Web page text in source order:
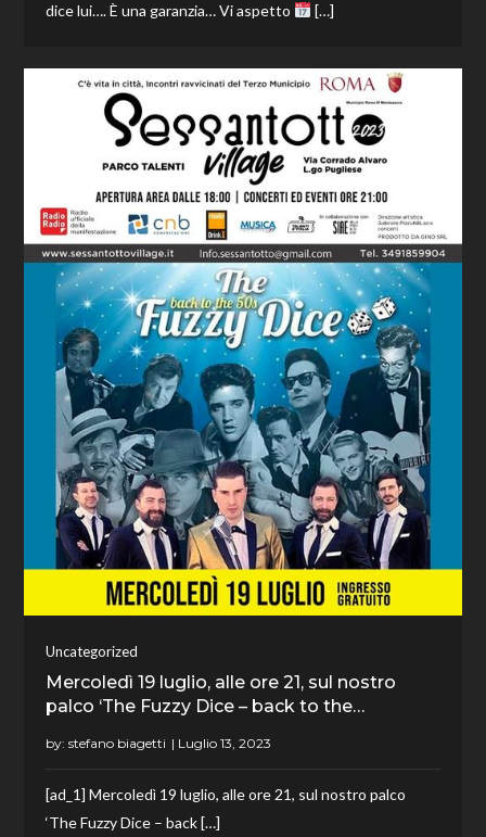
dice lui…. È una garanzia… Vi aspetto
[…]
Uncategorized
Mercoledì 19 luglio, alle ore 21, sul nostro
palco ‘The Fuzzy Dice – back to the…
by:stefano biagetti
[ad_1] Mercoledì 19 luglio, alle ore 21, sul nostro palco
‘The Fuzzy Dice – back […]